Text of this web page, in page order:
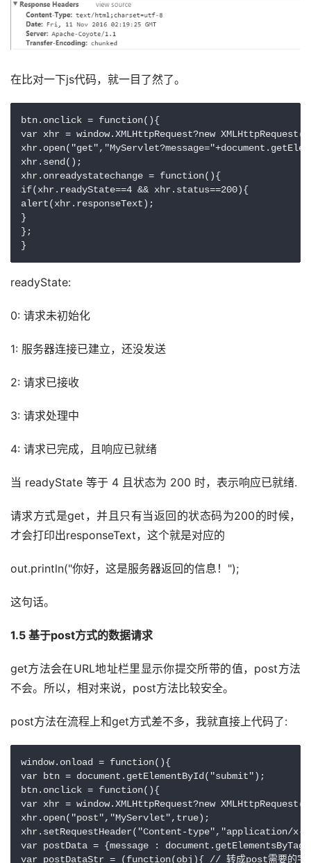
在比对一下js代码，就一目了然了。
btn.onclick = function(){
var xhr = window.XMLHttpRequest?new
xhr.send();
xhr.onreadystatechange = function(){
if(xhr.readyState==4 && xhr.status==200){
alert(xhr.responseText);
}
};
}
readyState:
0: 请求未初始化
1: 服务器连接已建立，还没发送
2: 请求已接收
3: 请求处理中
4: 请求已完成，且响应已就绪
当 readyState 等于 4 且状态为 200 时，表示响应已就绪.
请求方式是get，并且只有当返回的状态码为200的时候，
才会打印出responseText，这个就是对应的
​out.println("你好，这是服务器返回的信息！");
这句话。
1.5 基于post方式的数据请求
get方法会在URL地址栏里显示你提交所带的值，post方法
不会。所以，相对来说，post方法比较安全。
post方法在流程上和get方式差不多，我就直接上代码了:
window.onload = function(){
var btn = document.getElementById("submit");
btn.onclick = function(){
var xhr = window.XMLHttpRequest?new
xhr.open("post","MyServlet",true);
xhr.setRequestHeader("Content-type","application/x-
var postData = {message :
var postDataStr = (function(obj){ // 转成post需要的字